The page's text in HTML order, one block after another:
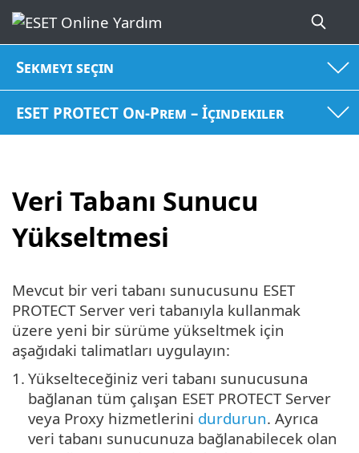
Sekmeyi seçin
ESET PROTECT On-Prem – İçindekiler
Veri Tabanı Sunucu
Yükseltmesi
Mevcut bir veri tabanı sunucusunu ESET
PROTECT Server veri tabanıyla kullanmak
üzere yeni bir sürüme yükseltmek için
aşağıdaki talimatları uygulayın:
1. Yükselteceğiniz veri tabanı sunucusuna
bağlanan tüm çalışan ESET PROTECT Server
veya Proxy hizmetlerini durdurun. Ayrıca
veri tabanı sunucunuza bağlanabilecek olan